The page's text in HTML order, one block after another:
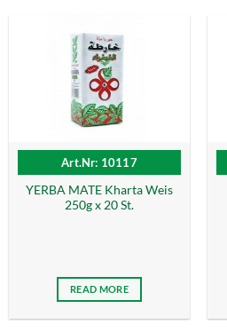
Art.Nr: 10117
YERBA MATE Kharta Weis
250g x 20 St.
READ MORE